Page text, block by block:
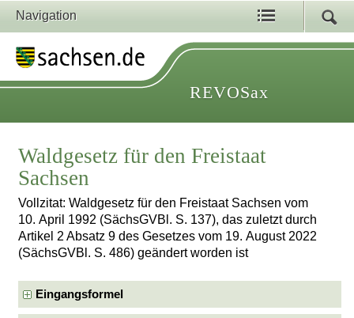
Navigation
REVOSax
Waldgesetz für den Freistaat
Sachsen
Vollzitat: Waldgesetz für den Freistaat Sachsen vom
10. April 1992 (SächsGVBl. S. 137), das zuletzt durch
Artikel 2 Absatz 9 des Gesetzes vom 19. August 2022
(SächsGVBl. S. 486) geändert worden ist
Eingangsformel